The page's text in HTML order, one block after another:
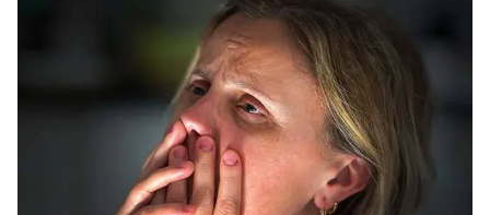
Uma Telugu Traveller: 100 దేశాలు తిరిగిన
యూట్యూబర్ ఉమా తెలుగు ట్రావెలర్ నెల సంపాదన
Trisha Home: 10 కోట్ల త్రిష ఇల్లు చూశారా..? లగ్జరీ
హౌస్ లో ఎవరెవరు ఉంటారంటే?